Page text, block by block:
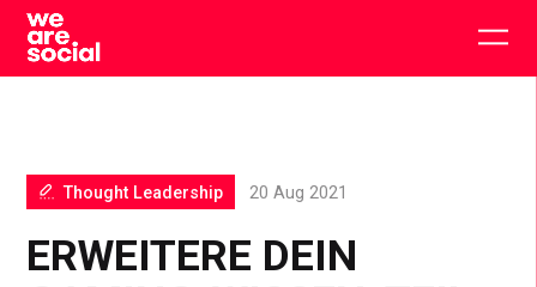
Skip
content
ERWEITERE DEIN
Thought Leadership 20 Aug 2021